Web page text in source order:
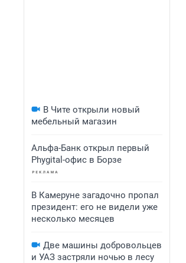
В Чите открыли новый
мебельный магазин
Альфа-Банк открыл первый
Phygital-офис в Борзе
В Камеруне загадочно пропал
президент: его не видели уже
несколько месяцев
Две машины добровольцев
и УАЗ застряли ночью в лесу